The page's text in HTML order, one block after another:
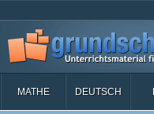
MATHE DEUTSCH